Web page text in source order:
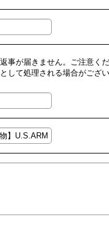
事が届きません。ご注意くだ
して処理される場合がござ